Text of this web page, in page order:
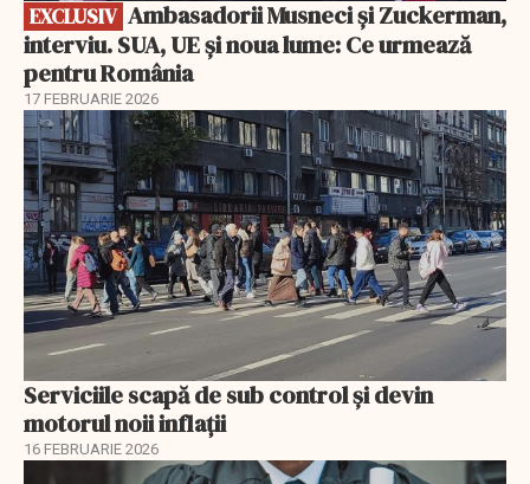
EXCLUSIV
interviu. SUA, UE și noua lume: Ce urmează
pentru România
17 FEBRUARIE 2026
Serviciile scapă de sub control și devin
motorul noii inflații
16 FEBRUARIE 2026